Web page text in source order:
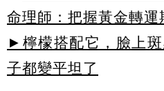
命理師：把握黃金轉運
►檸檬搭配它，臉上
子都變平坦了